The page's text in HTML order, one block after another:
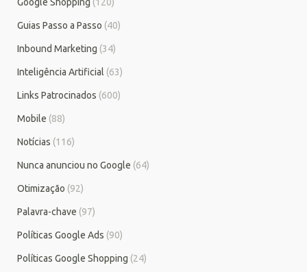
Guias Passo a Passo (40)
Inbound Marketing (34)
Inteligência Artificial (63)
Links Patrocinados (600)
Mobile (88)
Notícias (116)
Nunca anunciou no Google (64)
Otimização (92)
Palavra-chave (97)
Políticas Google Ads (90)
Políticas Google Shopping (24)